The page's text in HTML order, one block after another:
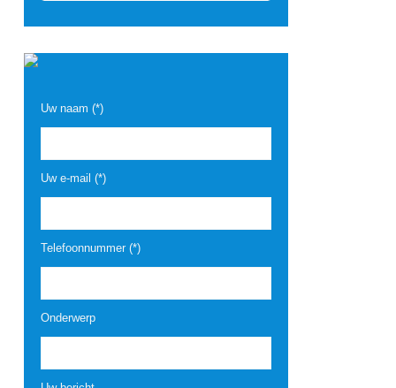
Uw naam (*)
Uw e-mail (*)
Telefoonnummer (*)
Onderwerp